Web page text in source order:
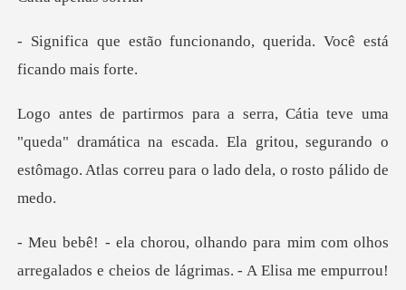
ncionando, querida. Você
eda" dramática na escada. Ela gritou, segurando o
estôma
com olhos
arregalados e cheios de lágrimas.